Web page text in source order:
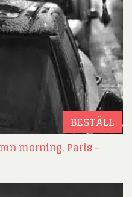
BESTÄLL
morning. Paris –